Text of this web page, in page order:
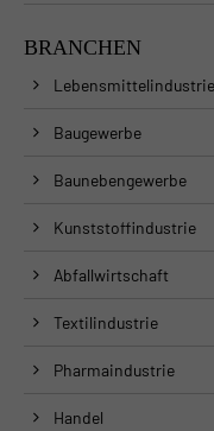
BRANCHEN
Lebensmittelindustrie
Baugewerbe
Baunebengewerbe
Kunststoffindustrie
Abfallwirtschaft
Textilindustrie
Pharmaindustrie
Handel